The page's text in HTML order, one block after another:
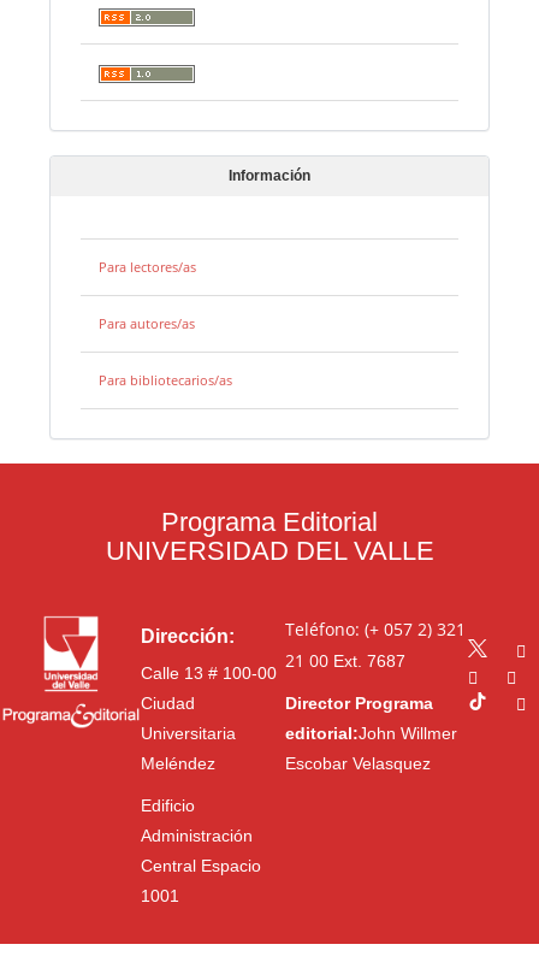
Información
Para lectores/as
Para autores/as
Para bibliotecarios/as
Programa Editorial
UNIVERSIDAD DEL VALLE
Dirección:
Calle 13 # 100-00
Ciudad
Universitaria
Meléndez
Edificio
Administración
Central Espacio
1001
Teléfono: (+ 057 2) 321
21 00Ext. 7687
Director Programa
editorial:John Willmer
Escobar Velasquez